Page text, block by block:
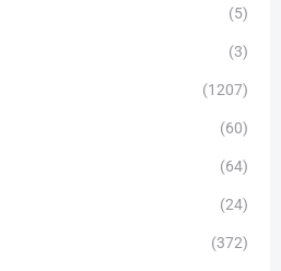
(5)
(3)
(1207)
(60)
(64)
(24)
(372)